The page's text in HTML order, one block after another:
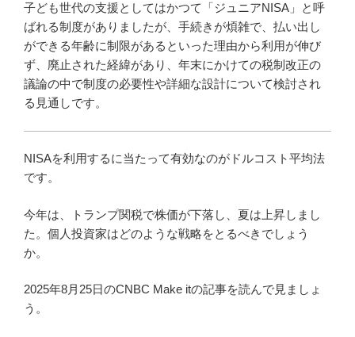
子ども世代の支援としてはかつて「ジュニアNISA」と呼
ばれる制度がありましたが、手続きが煩雑で、払い出し
ができる年齢に制限があるといった理由から利用が伸び
ず、廃止された経緯があり、年末にかけての税制改正の
議論の中で制度の必要性や詳細な設計について検討され
る見通しです。
NISAを利用するに当たって有効なのがドルコスト平均法
です。
今年は、トランプ関税で株価が下落し、夏は上昇しまし
た。個人投資家はどのような戦略をとるべきでしょう
か。
2025年8月25日のCNBC Make itの記事を読んで見ましょ
う。